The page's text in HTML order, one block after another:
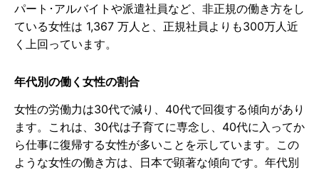
パート･アルバイトや派遣社員など、非正規の働き方をし
ている女性は 1,367 万人と、正規社員よりも300万人近
く上回っています。
年代別の働く女性の割合
女性の労働力は30代で減り、40代で回復する傾向があり
ます。これは、30代は子育てに専念し、40代に入ってか
ら仕事に復帰する女性が多いことを示しています。この
ような女性の働き方は、日本で顕著な傾向です。年代別